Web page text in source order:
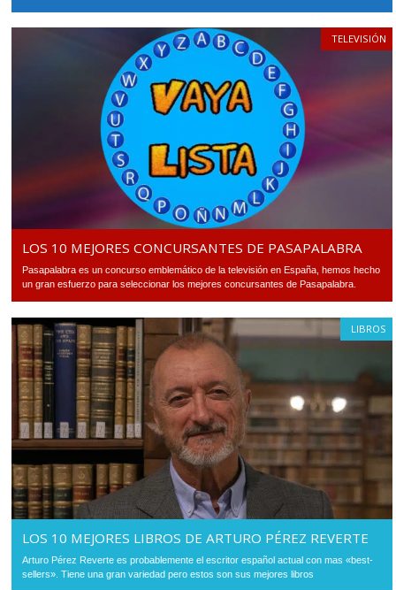
TELEVISIÓN
LOS 10 MEJORES CONCURSANTES DE PASAPALABRA
Pasapalabra es un concurso emblemático de la televisión en España, hemos hecho
un gran esfuerzo para seleccionar los mejores concursantes de Pasapalabra.
LIBROS
LOS 10 MEJORES LIBROS DE ARTURO PÉREZ REVERTE
Arturo Pérez Reverte es probablemente el escritor español actual con mas «best-
sellers». Tiene una gran variedad pero estos son sus mejores libros